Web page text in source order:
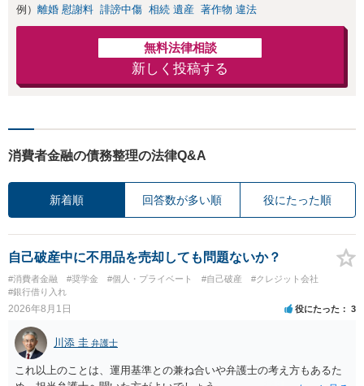
例） 離婚 慰謝料 誹謗中傷 相続 遺産 著作物 違法
無料法律相談
新しく投稿する
消費者金融の債務整理の法律Q&A
新着順 回答数が多い順 役にたった順
自己破産中に不用品を売却しても問題ないか？
#消費者金融 #奨学金 #個人・プライベート #自己破産
#クレジット会社
#銀行借り入れ
2026年8月1日 役にたった 3
川添 圭 弁護士
これ以上のことは、運用基準との兼ね合いや弁護士の考え方もあるた